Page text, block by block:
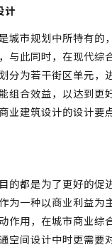
计
城市规划中所特有的
与此同时，在现代综
分为若干街区单元，
组合效益，以达到更
业建筑设计的设计要
的都是为了更好的促
为一种以商业利益为
作用，在城市商业综
空间设计中时更需要